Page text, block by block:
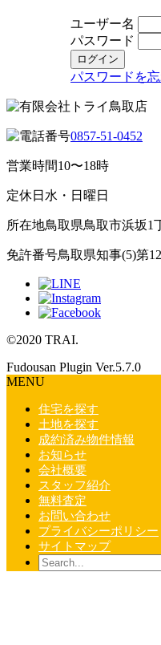
ユーザー名
パスワード
パスワードを
0857-51-0452
営業時間10〜18時
定休日 水・日曜日
所在地鳥取県鳥取市浜坂1
免許番号鳥取県知事(5)第
©2020 TRAI.
Fudousan Plugin Ver.5.7.0
MENU
住宅を探す
土地を探す
成約済み物件情報
お知らせ
会社概要
スタッフ紹介
無料査定
お問い合わせ
プライバシーポリシー
サイトマップ